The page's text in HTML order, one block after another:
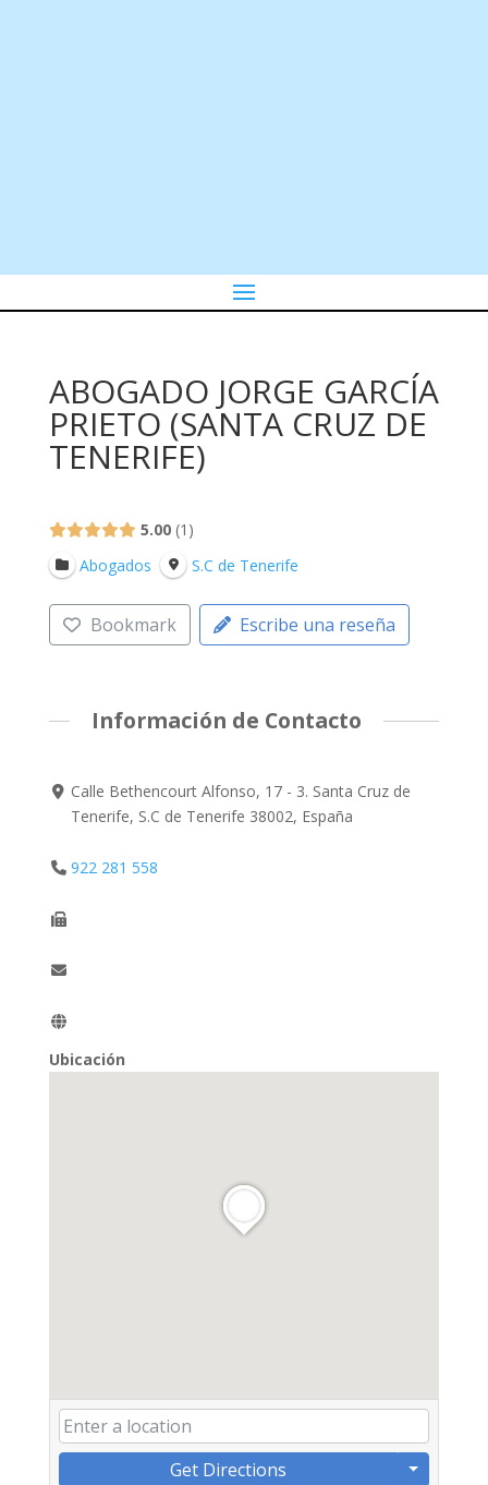
ABOGADO JORGE GARCÍA
PRIETO (SANTA CRUZ DE
TENERIFE)
5.00 1
Abogados
S.C de Tenerife
Bookmark Escribe una reseña
Información de Contacto
Calle Bethencourt Alfonso, 17 - 3. Santa Cruz de
Tenerife, S.C de Tenerife 38002, España
922 281 558
Ubicación
Get Directions